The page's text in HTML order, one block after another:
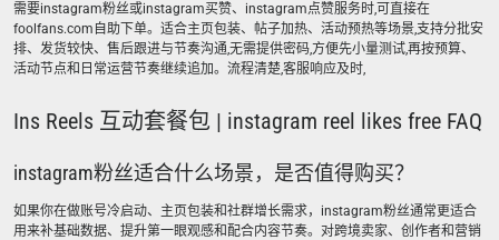
需要instagram粉丝或instagram买赞、instagram点赞服务时,可直接在
foolfans.com自助下单。适合主页包装、帖子加热、活动预热等场景,支持分批安
排、发货较快、售后跟进与节奏沟通,无需提供密码,方便先小量测试,再按预算、
活动节点和日常运营节奏继续追加。流程清楚,客服响应及时,
Ins Reels 互动套餐包 | instagram reel likes free FAQ
instagram粉丝适合什么场景，是否值得购买？
如果你在做账号冷启动、主页包装和社群增长需求，instagram粉丝通常更适合
用来补基础数据、提升第一眼观感和配合内容节奏。对跨境卖家、创作者和营销